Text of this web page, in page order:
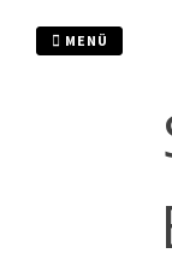
MENÜ